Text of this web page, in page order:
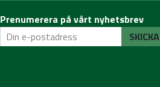
Prenumerera på vårt nyhetsbrev
SKICKA